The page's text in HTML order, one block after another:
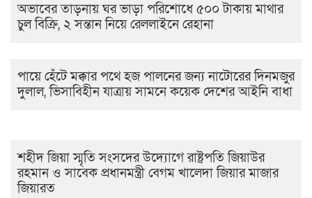
অভাবের তাড়নায় ঘর ভাড়া পরিশোধে ৫০০ টাকায় মাথার
চুল বিক্রি, ২ সন্তান নিয়ে রেললাইনে রেহানা
পায়ে হেঁটে মক্কার পথে হজ পালনের জন্য নাটোরের দিনমজুর
দুলাল, ভিসাবিহীন যাত্রায় সামনে কয়েক দেশের আইনি বাধা
শহীদ জিয়া স্মৃতি সংসদের উদ্যোগে রাষ্ট্রপতি জিয়াউর
রহমান ও সাবেক প্রধানমন্ত্রী বেগম খালেদা জিয়ার মাজার
জিয়ারত